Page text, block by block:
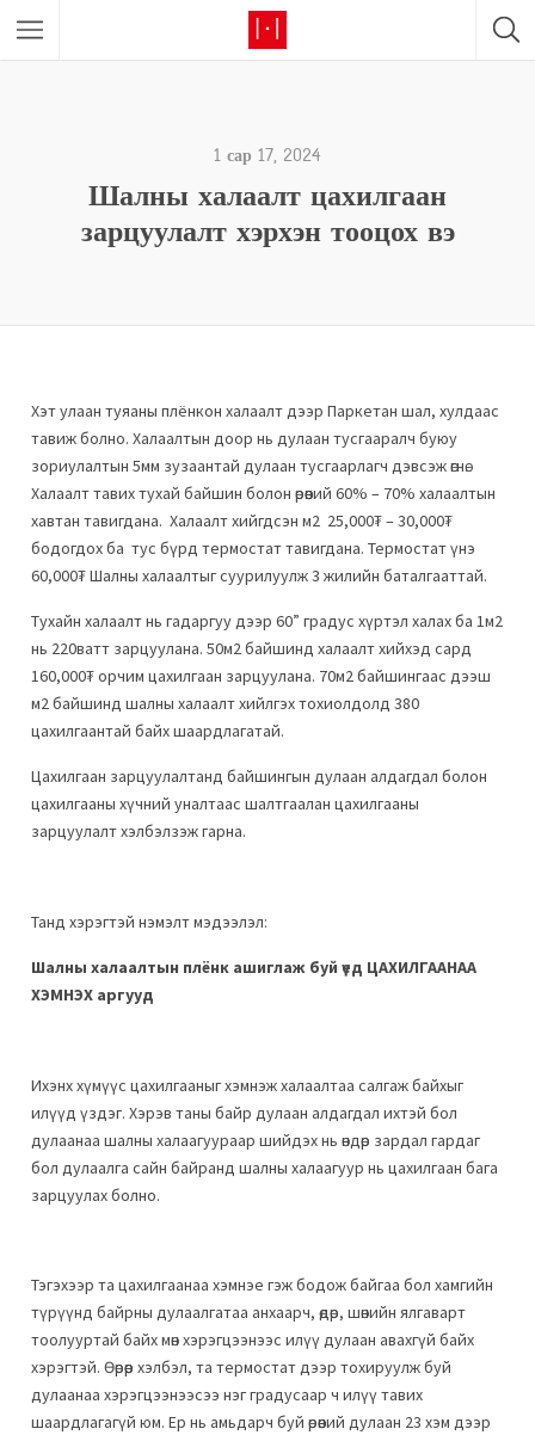
1 сар 17, 2024
Шалны халаалт цахилгаан
зарцуулалт хэрхэн тооцох вэ
Хэт улаан туяаны плёнкон халаалт дээр Паркетан шал, хулдаас
тавиж болно. Халаалтын доор нь дулаан тусгааралч буюу
зориулалтын 5мм зузаантай дулаан тусгаарлагч дэвсэж өгнө.
Халаалт тавих тухай байшин болон өрөөний 60% – 70% халаалтын
хавтан тавигдана. Халаалт хийгдсэн м2 25,000₮ – 30,000₮
бодогдох ба тус бүрд термостат тавигдана. Термостат үнэ
60,000₮ Шалны халаалтыг суурилуулж 3 жилийн баталгааттай.
Тухайн халаалт нь гадаргуу дээр 60” градус хүртэл халах ба 1м2
нь 220ватт зарцуулана. 50м2 байшинд халаалт хийхэд сард
160,000₮ орчим цахилгаан зарцуулана. 70м2 байшингаас дээш
м2 байшинд шалны халаалт хийлгэх тохиолдолд 380
цахилгаантай байх шаардлагатай.
Цахилгаан зарцуулалтанд байшингын дулаан алдагдал болон
цахилгааны хүчний уналтаас шалтгаалан цахилгааны
зарцуулалт хэлбэлзэж гарна.
Танд хэрэгтэй нэмэлт мэдээлэл:
Шалны халаалтын плёнк ашиглаж буй үед ЦАХИЛГААНАА
ХЭМНЭХ аргууд
Ихэнх хүмүүс цахилгааныг хэмнэж халаалтаа салгаж байхыг
илүүд үздэг. Хэрэв таны байр дулаан алдагдал ихтэй бол
дулаанаа шалны халаагуураар шийдэх нь өндөр зардал гардаг
бол дулаалга сайн байранд шалны халаагуур нь цахилгаан бага
зарцуулах болно.
Тэгэхээр та цахилгаанаа хэмнэе гэж бодож байгаа бол хамгийн
түрүүнд байрны дулаалгатаа анхаарч, өдөр, шөнийн ялгаварт
тоолууртай байх мөн хэрэгцээнээс илүү дулаан авахгүй байх
хэрэгтэй. Өөрөөр хэлбэл, та термостат дээр тохируулж буй
дулаанаа хэрэгцээнээсээ нэг градусаар ч илүү тавих
шаардлагагүй юм. Ер нь амьдарч буй өрөөний дулаан 23 хэм дээр